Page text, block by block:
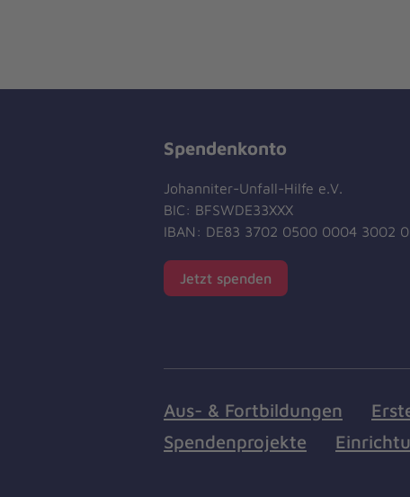
Spendenkonto
Johanniter-Unfall-Hilfe e.V.
BIC: BFSWDE33XXX
IBAN: DE83 3702 0500 0004 3002
Jetzt spenden
Aus- & Fortbildungen
Spendenprojekte